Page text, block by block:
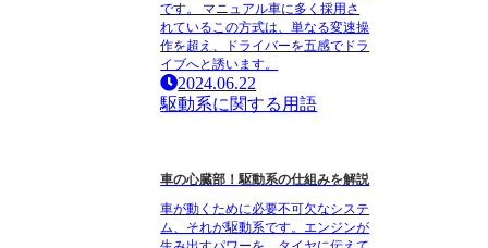
です。 マニュアル車に多く採用さ
れているこの方式は、単なる変速操
作を超え、ドライバーを五感でドラ
イブへと誘います。
2024.06.22
駆動系に関する用語
車の心臓部！駆動系の仕組みを解説
車が動くために必要不可欠なシステ
ム、それが駆動系です。エンジンが